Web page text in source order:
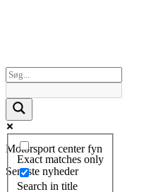
Exact matches only
Search in title
Motorsport center fyn
Seneste nyheder